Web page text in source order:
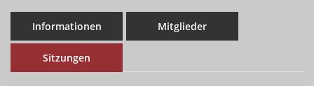
Informationen Mitglieder
Sitzungen